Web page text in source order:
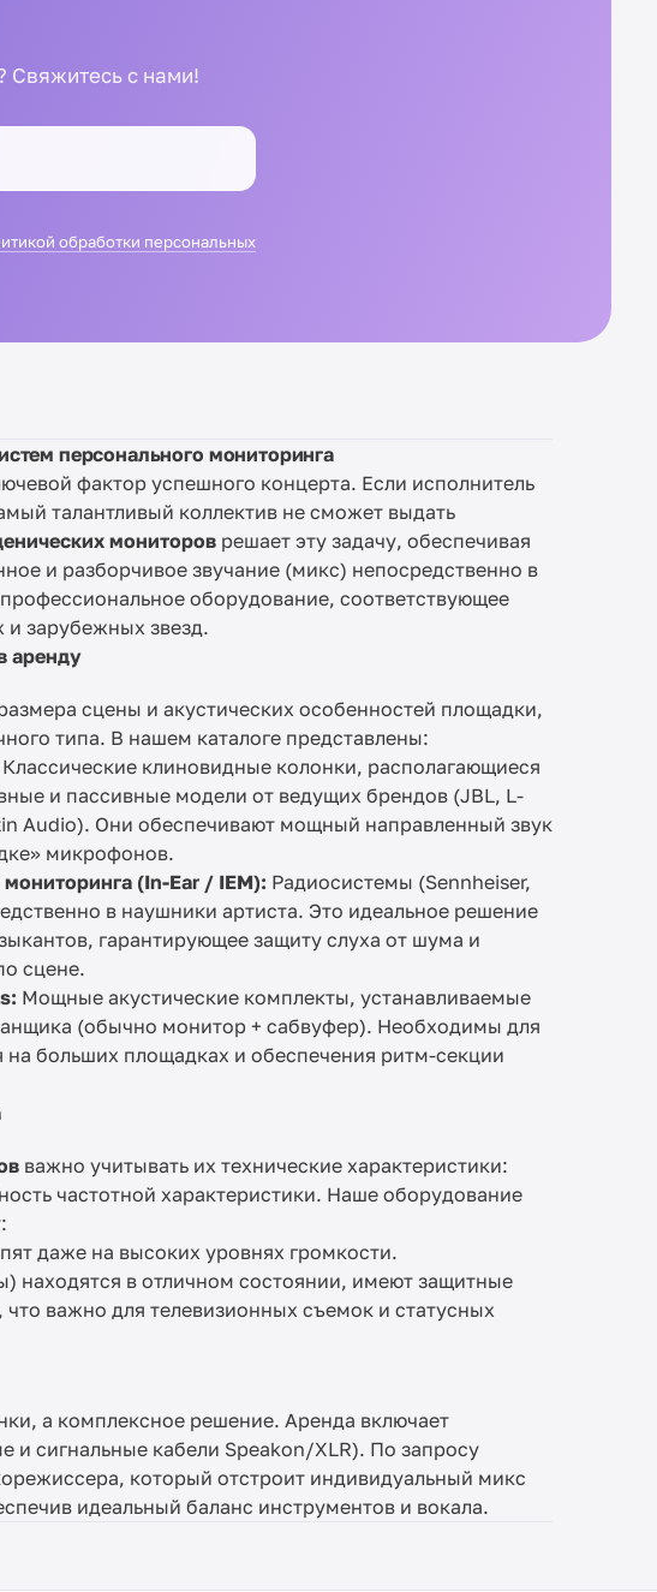
Свяжитесь с нами!
обработки персональных
персонального мониторинга
фактор успешного концерта. Если исполнитель
талантливый коллектив не сможет выдать
мониторов решает эту задачу, обеспечивая
и разборчивое звучание (микс) непосредственно в
оборудование, соответствующее
зарубежных звезд.
аренду
сцены и акустических особенностей площадки,
типа. В нашем каталоге представлены:
Классические клиновидные колонки, располагающиеся
и пассивные модели от ведущих брендов (JBL, L-
Audio). Они обеспечивают мощный направленный звук
микрофонов.
(In-Ear / IEM): Радиосистемы (Sennheiser,
в наушники артиста. Это идеальное решение
гарантирующее защиту слуха от шума и
сцене.
Мощные акустические комплекты, устанавливаемые
(обычно монитор + сабвуфер). Необходимы для
на больших площадках и обеспечения ритм-секции
важно учитывать их технические характеристики:
частотной характеристики. Наше оборудование
даже на высоких уровнях громкости.
находятся в отличном состоянии, имеют защитные
важно для телевизионных съемок и статусных
а комплексное решение. Аренда включает
сигнальные кабели Speakon/XLR). По запросу
который отстроит индивидуальный микс
идеальный баланс инструментов и вокала.